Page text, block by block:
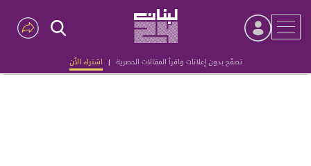
تصفّح بدون إعلانات واقرأ المقالات الحصرية | اشترك الآن
Advertisement